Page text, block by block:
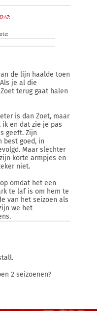
:
de lijn haalde toen
je al die
terug gaat halen
is dan Zoet, maar
en dat zie je pas
geeft. Zijn
best goed, in
Maar slechter
korte armpjes en
niet.
omdat het een
te laf is om hem te
van het seizoen als
we het
2 seizoenen?